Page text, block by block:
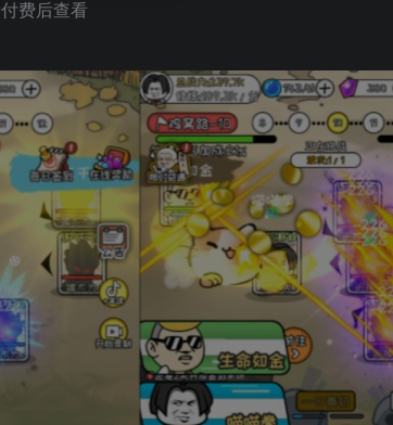
费后查看